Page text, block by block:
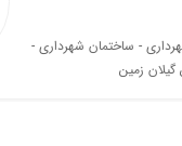
- ساختمان شهرداری -
زمین